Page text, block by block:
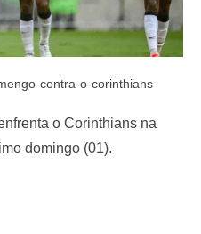
contra-o-corinthians
o Corinthians na
domingo (01).